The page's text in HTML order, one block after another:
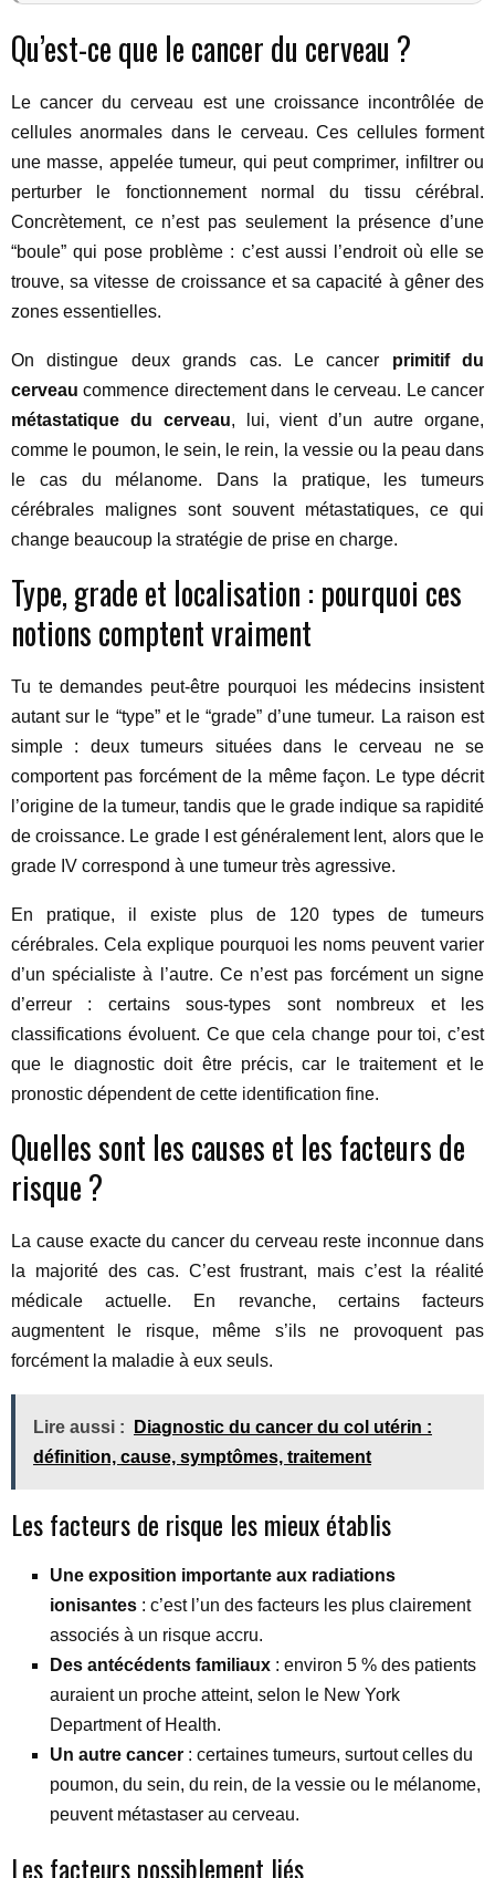
Qu’est-ce que le cancer du cerveau ?
Le cancer du cerveau est une croissance incontrôlée de
cellules anormales dans le cerveau. Ces cellules forment
une masse, appelée tumeur, qui peut comprimer, infiltrer ou
perturber le fonctionnement normal du tissu cérébral.
Concrètement, ce n’est pas seulement la présence d’une
“boule” qui pose problème : c’est aussi l’endroit où elle se
trouve, sa vitesse de croissance et sa capacité à gêner des
zones essentielles.
On distingue deux grands cas. Le cancer primitif du
cerveau commence directement dans le cerveau. Le cancer
métastatique du cerveau, lui, vient d’un autre organe,
comme le poumon, le sein, le rein, la vessie ou la peau dans
le cas du mélanome. Dans la pratique, les tumeurs
cérébrales malignes sont souvent métastatiques, ce qui
change beaucoup la stratégie de prise en charge.
Type, grade et localisation : pourquoi ces
notions comptent vraiment
Tu te demandes peut-être pourquoi les médecins insistent
autant sur le “type” et le “grade” d’une tumeur. La raison est
simple : deux tumeurs situées dans le cerveau ne se
comportent pas forcément de la même façon. Le type décrit
l’origine de la tumeur, tandis que le grade indique sa rapidité
de croissance. Le grade I est généralement lent, alors que le
grade IV correspond à une tumeur très agressive.
En pratique, il existe plus de 120 types de tumeurs
cérébrales. Cela explique pourquoi les noms peuvent varier
d’un spécialiste à l’autre. Ce n’est pas forcément un signe
d’erreur : certains sous-types sont nombreux et les
classifications évoluent. Ce que cela change pour toi, c’est
que le diagnostic doit être précis, car le traitement et le
pronostic dépendent de cette identification fine.
Quelles sont les causes et les facteurs de
risque ?
La cause exacte du cancer du cerveau reste inconnue dans
la majorité des cas. C’est frustrant, mais c’est la réalité
médicale actuelle. En revanche, certains facteurs
augmentent le risque, même s’ils ne provoquent pas
forcément la maladie à eux seuls.
Lire aussi :
Diagnostic du cancer du col utérin :
définition, cause, symptômes, traitement
Les facteurs de risque les mieux établis
Une exposition importante aux radiations
ionisantes : c’est l’un des facteurs les plus clairement
associés à un risque accru.
Des antécédents familiaux : environ 5 % des patients
auraient un proche atteint, selon le New York
Department of Health.
Un autre cancer : certaines tumeurs, surtout celles du
poumon, du sein, du rein, de la vessie ou le mélanome,
peuvent métastaser au cerveau.
Les facteurs possiblement liés